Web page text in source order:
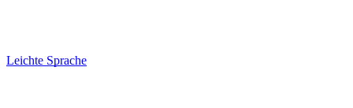
Leichte Sprache